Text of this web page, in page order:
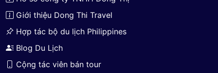
Giới thiệu Dong Thi Travel
Hợp tác bộ du lịch Philippines
Blog Du Lịch
Cộng tác viên bán tour